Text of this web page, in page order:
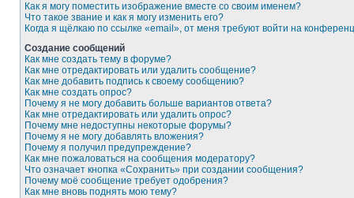
Как я могу поместить изображение вместе со своим именем?
Что такое звание и как я могу изменить его?
Когда я щёлкаю по ссылке «email», от меня требуют войти на
Создание сообщений
Как мне создать тему в форуме?
Как мне отредактировать или удалить сообщение?
Как мне добавить подпись к своему сообщению?
Как мне создать опрос?
Почему я не могу добавить больше вариантов ответа?
Как мне отредактировать или удалить опрос?
Почему мне недоступны некоторые форумы?
Почему я не могу добавлять вложения?
Почему я получил предупреждение?
Как мне пожаловаться на сообщения модератору?
Что означает кнопка «Сохранить» при создании сообщения?
Почему моё сообщение требует одобрения?
Как мне вновь поднять мою тему?